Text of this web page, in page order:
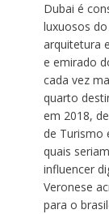
Dubai é
luxuosos
arquitetura
e emirado
cada vez
quarto
em 2018,
de Turismo
quais
influencer
Veronese
para o